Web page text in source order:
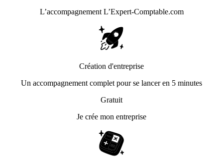
L’accompagnementL’Expert-Comptable.com
Création d'entreprise
Un accompagnement complet pour se lancer en 5 minutes
Gratuit
Je crée mon entreprise